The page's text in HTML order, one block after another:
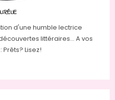
d'une humble lectrice
littéraires... A vos
Prêts? Lisez!